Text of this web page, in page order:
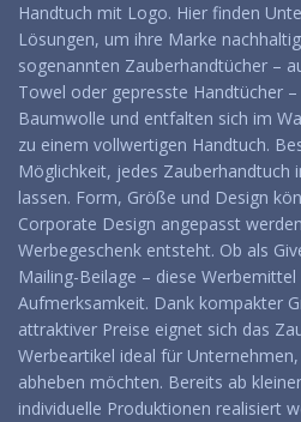
Handtuch mit Logo. Hier finden
Lösungen, um ihre Marke
sogenannten Zauberhandtücher –
Towel oder gepresste Handtücher
Baumwolle und entfalten sich im
zu einem vollwertigen Handtuch.
Möglichkeit, jedes Zauberhandtuch
lassen. Form, Größe und Design
Corporate Design angepasst
Werbegeschenk entsteht. Ob als
Mailing-Beilage – diese
Aufmerksamkeit. Dank kompakter
attraktiver Preise eignet sich das
Werbeartikel ideal für
abheben möchten. Bereits ab
individuelle Produktionen realisiert